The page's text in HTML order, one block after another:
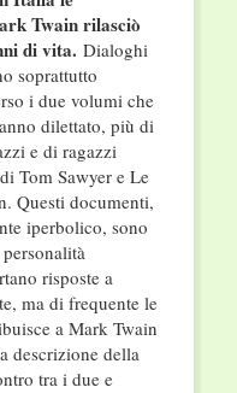
Twain rilasciò
di vita. Dialoghi
soprattutto
i due volumi che
dilettato, più di
e di ragazzi
Tom Sawyer e Le
Questi documenti,
iperbolico, sono
risposte a
ma di frequente le
a Mark Twain
descrizione della
tra i due e